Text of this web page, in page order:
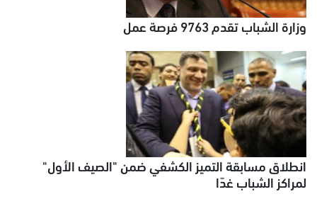
وزارة الشباب تقدم 9763 فرصة عمل
انطلاق مسابقة التميز الكشفي ضمن "الصيف الأول"
لمراكز الشباب غدًا